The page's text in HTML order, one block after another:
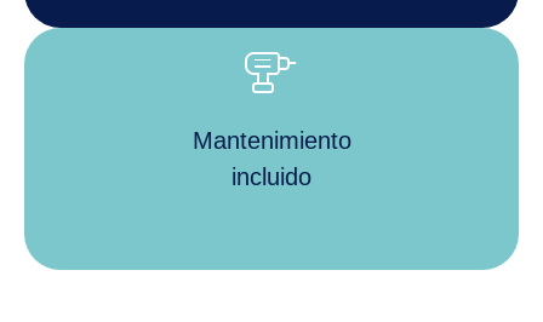
tools_power_drill
Mantenimiento
incluido